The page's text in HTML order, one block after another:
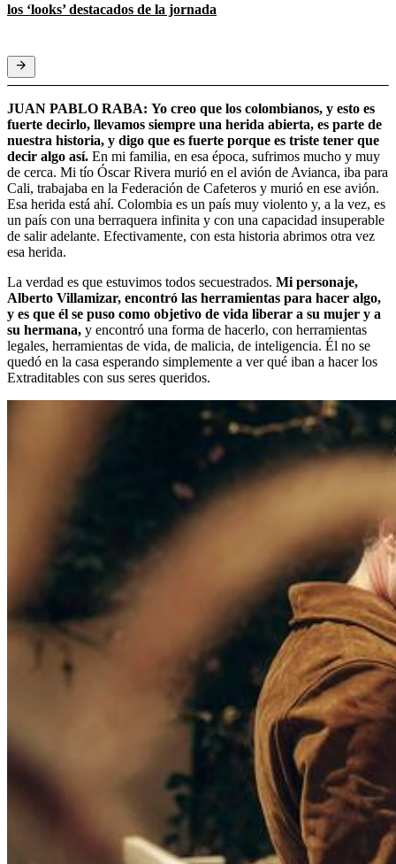
los ‘looks’ destacados de la jornada
JUAN PABLO RABA: Yo creo que los colombianos, y esto es
fuerte decirlo, llevamos siempre una herida abierta, es parte de
nuestra historia, y digo que es fuerte porque es triste tener que
decir algo así. En mi familia, en esa época, sufrimos mucho y muy
de cerca. Mi tío Óscar Rivera murió en el avión de Avianca, iba para
Cali, trabajaba en la Federación de Cafeteros y murió en ese avión.
Esa herida está ahí. Colombia es un país muy violento y, a la vez, es
un país con una berraquera infinita y con una capacidad insuperable
de salir adelante. Efectivamente, con esta historia abrimos otra vez
esa herida.
La verdad es que estuvimos todos secuestrados. Mi personaje,
Alberto Villamizar, encontró las herramientas para hacer algo,
y es que él se puso como objetivo de vida liberar a su mujer y a
su hermana, y encontró una forma de hacerlo, con herramientas
legales, herramientas de vida, de malicia, de inteligencia. Él no se
quedó en la casa esperando simplemente a ver qué iban a hacer los
Extraditables con sus seres queridos.